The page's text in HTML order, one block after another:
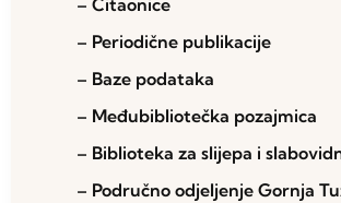
– Čitaonice
– Periodične publikacije
– Baze podataka
– Međubibliotečka pozajmica
– Biblioteka za slijepa i
– Područno odjeljenje Gornja